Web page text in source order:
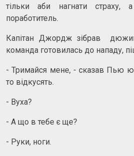
тільки аби нагнати страху,
поработитель.
Капітан Джордж зібрав
команда готовилась до нападу,
- Тримайся мене, - сказав Пью
то відкусять.
- Вуха?
- А що в тебе є ще?
- Руки, ноги.